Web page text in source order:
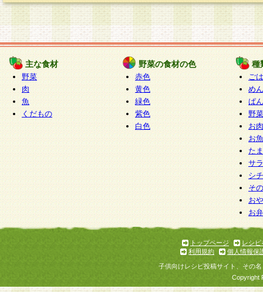
主な食材
野菜
肉
魚
くだもの
野菜の食材の色
赤色
黄色
緑色
紫色
白色
種
ご
めん
ぱん
野
お
お
た
サ
シ
そ
お
お
トップページ
レシピ
利用規約
個人情報保
子供向けレシピ投稿サイト、その
Copyright